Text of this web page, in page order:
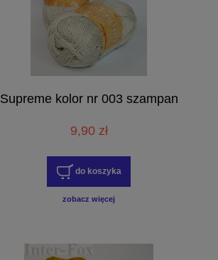
Supreme kolor nr 003 szampan
9,90 zł
do koszyka
zobacz więcej